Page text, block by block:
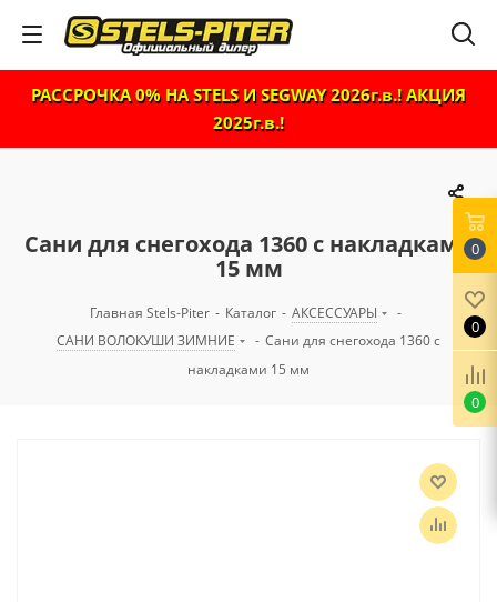
РАССРОЧКА 0% НА STELS И SEGWAY 2026г.в.! АКЦИЯ
2025г.в.!
Сани для снегохода 1360 с накладками
15 мм
Главная Stels-Piter - Каталог - АКСЕССУАРЫ
-
САНИ ВОЛОКУШИ ЗИМНИЕ
- Сани для снегохода 1360 с
накладками 15 мм
0
0
0